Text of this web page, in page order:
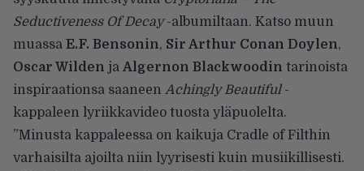
Seductiveness Of Decay-albumiltaan. Katso muun
muassa E.F. Bensonin, Sir Arthur Conan Doylen,
Oscar Wilden ja Algernon Blackwoodin tarinoista
inspiraationsa saaneen Achingly Beautiful-
kappaleen lyriikkavideo tuosta yläpuolelta.
”Minusta kappaleessa on kaikuja Cradle of Filthin
varhaisilta ajoilta niin lyyrisesti kuin musiikillisesti.